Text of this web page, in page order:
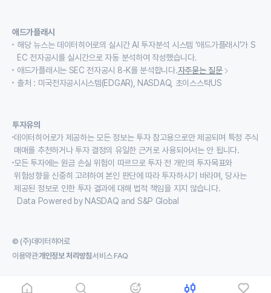
애드가플래시
해당 뉴스는 데이터히어로의 실시간 AI 투자분석 시스템 ‘애드가플래시’가 S
EC 전자공시를 실시간으로 자동 분석하여 작성했습니다.
애드가플래시는 SEC 전자공시 8-K를 분석합니다.자주묻는 질문
출처 : 미국전자공시시스템(EDGAR), NASDAQ, 초이스스탁US
투자유의
데이터히어로가 제공하는 모든 정보는 투자 참고용으로만 제공되며 특정 주식
매매를 추천하거나 투자 결정의 유일한 근거로 사용되어서는 안 됩니다.
모든 투자에는 원금 손실 위험이 따르므로 투자 전 개인의 투자목표와
위험성향을 신중히 고려하여 본인 판단에 따라 투자하시기 바라며, 당사는
제공된 정보로 인한 투자 결과에 대해 법적 책임을 지지 않습니다.
Data Powered by NASDAQ and S&P Global
© (주)데이터히어로
이용약관개인정보 처리방침서비스 FAQ